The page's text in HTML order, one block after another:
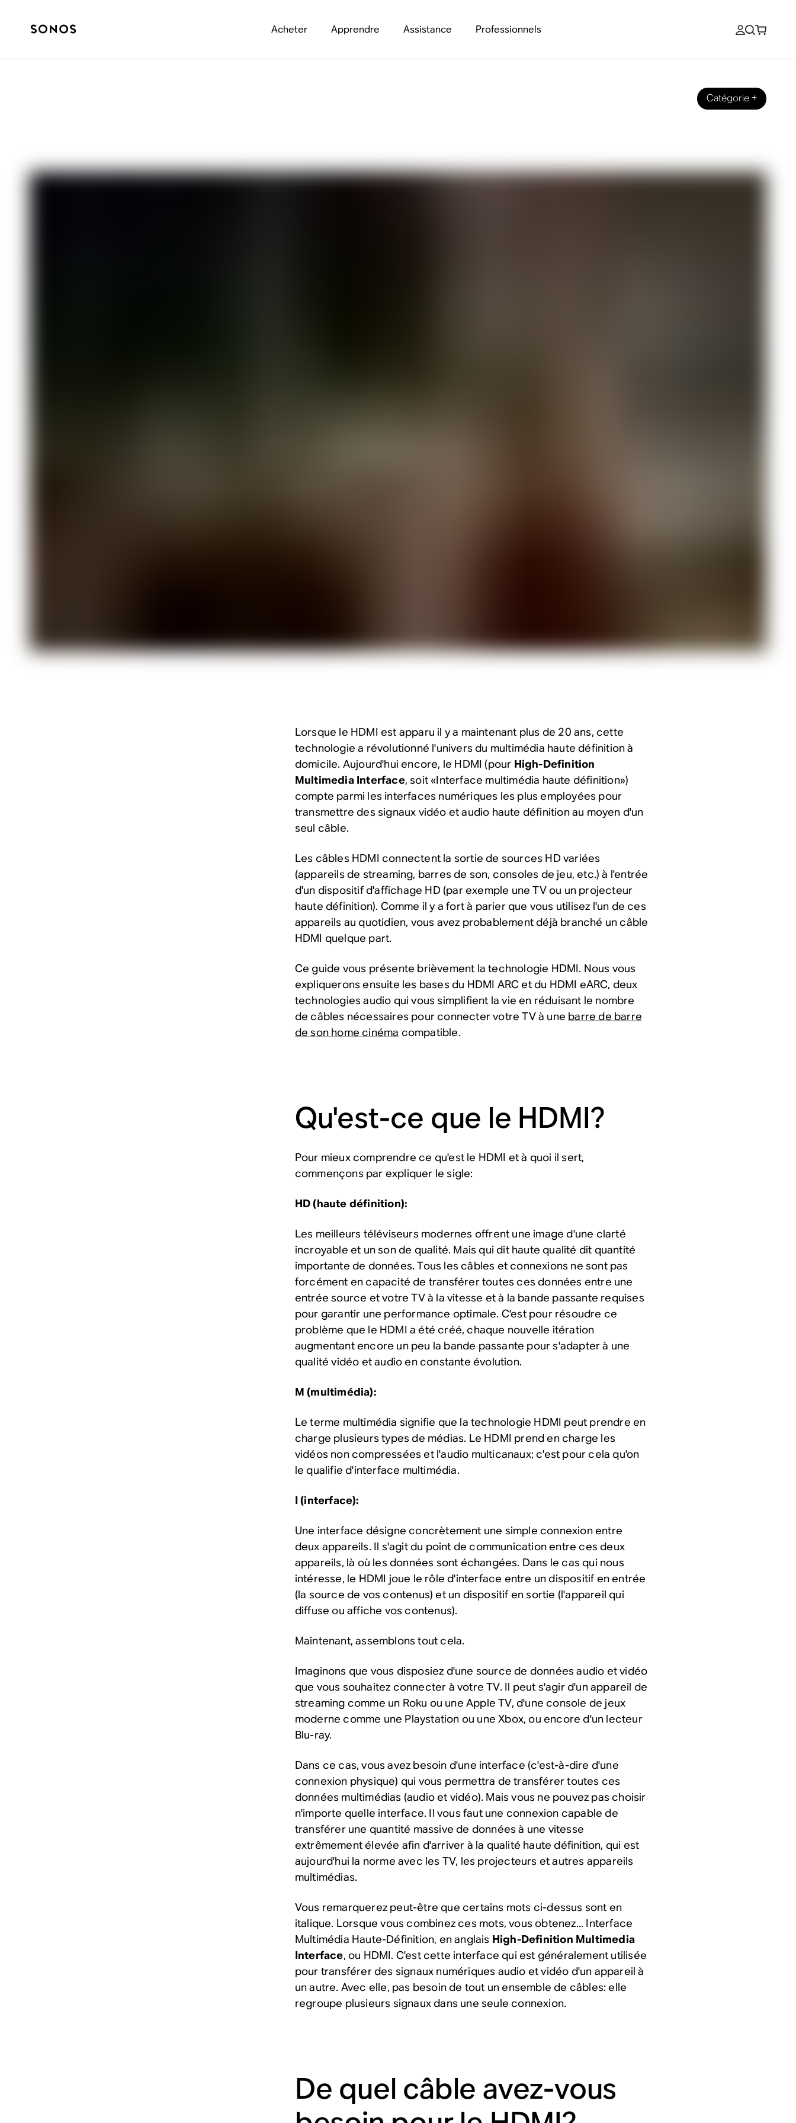
Acheter Apprendre Assistance Professionnels
Catégorie +
Lorsque le HDMI est apparu il y a maintenant plus de 20 ans, cette
technologie a révolutionné l'univers du multimédia haute définition à
domicile. Aujourd'hui encore, le HDMI (pour High-Definition
Multimedia Interface, soit «Interface multimédia haute définition»)
compte parmi les interfaces numériques les plus employées pour
transmettre des signaux vidéo et audio haute définition au moyen d'un
seul câble.
Les câbles HDMI connectent la sortie de sources HD variées
(appareils de streaming, barres de son, consoles de jeu, etc.) à l'entrée
d'un dispositif d'affichage HD (par exemple une TV ou un projecteur
haute définition). Comme il y a fort à parier que vous utilisez l'un de ces
appareils au quotidien, vous avez probablement déjà branché un câble
HDMI quelque part.
Ce guide vous présente brièvement la technologie HDMI. Nous vous
expliquerons ensuite les bases du HDMI ARC et du HDMI eARC, deux
technologies audio qui vous simplifient la vie en réduisant le nombre
de câbles nécessaires pour connecter votre TV à une barre de barre
de son home cinéma compatible.
Qu'est-ce que le HDMI?
Pour mieux comprendre ce qu'est le HDMI et à quoi il sert,
commençons par expliquer le sigle:
HD (haute définition):
Les meilleurs téléviseurs modernes offrent une image d'une clarté
incroyable et un son de qualité. Mais qui dit haute qualité dit quantité
importante de données. Tous les câbles et connexions ne sont pas
forcément en capacité de transférer toutes ces données entre une
entrée source et votre TV à la vitesse et à la bande passante requises
pour garantir une performance optimale. C'est pour résoudre ce
problème que le HDMI a été créé, chaque nouvelle itération
augmentant encore un peu la bande passante pour s'adapter à une
qualité vidéo et audio en constante évolution.
M (multimédia):
Le terme multimédia signifie que la technologie HDMI peut prendre en
charge plusieurs types de médias. Le HDMI prend en charge les
vidéos non compressées et l'audio multicanaux; c'est pour cela qu'on
le qualifie d'interface multimédia.
I (interface):
Une interface désigne concrètement une simple connexion entre
deux appareils. Il s'agit du point de communication entre ces deux
appareils, là où les données sont échangées. Dans le cas qui nous
intéresse, le HDMI joue le rôle d'interface entre un dispositif en entrée
(la source de vos contenus) et un dispositif en sortie (l'appareil qui
diffuse ou affiche vos contenus).
Maintenant, assemblons tout cela.
Imaginons que vous disposiez d'une source de données audio et vidéo
que vous souhaitez connecter à votre TV. Il peut s'agir d'un appareil de
streaming comme un Roku ou une Apple TV, d'une console de jeux
moderne comme une Playstation ou une Xbox, ou encore d'un lecteur
Blu-ray.
Dans ce cas, vous avez besoin d'une interface (c'est-à-dire d'une
connexion physique) qui vous permettra de transférer toutes ces
données multimédias (audio et vidéo). Mais vous ne pouvez pas choisir
n'importe quelle interface. Il vous faut une connexion capable de
transférer une quantité massive de données à une vitesse
extrêmement élevée afin d'arriver à la qualité haute définition, qui est
aujourd'hui la norme avec les TV, les projecteurs et autres appareils
multimédias.
Vous remarquerez peut-être que certains mots ci-dessus sont en
italique. Lorsque vous combinez ces mots, vous obtenez... Interface
Multimédia Haute-Définition, en anglais High-Definition Multimedia
Interface, ou HDMI. C'est cette interface qui est généralement utilisée
pour transférer des signaux numériques audio et vidéo d'un appareil à
un autre. Avec elle, pas besoin de tout un ensemble de câbles: elle
regroupe plusieurs signaux dans une seule connexion.
De quel câble avez-vous